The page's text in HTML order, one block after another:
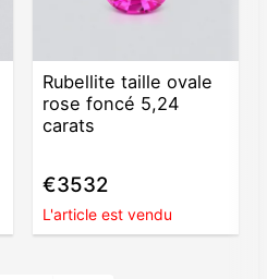
Rubellite taille ovale
rose foncé 5,24
carats
€3532
L'article est vendu